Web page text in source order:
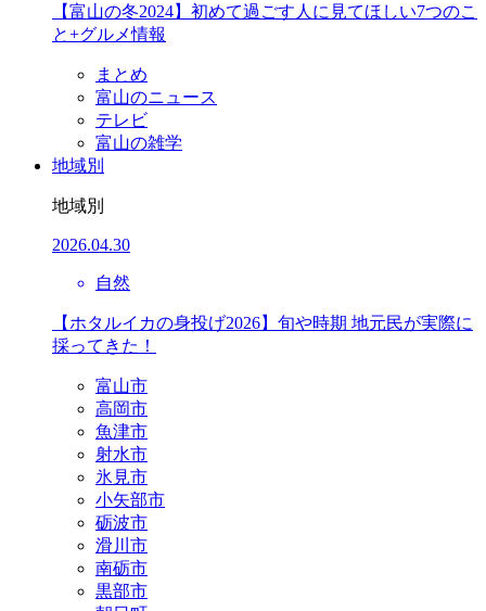
【富山の冬2024】初めて過ごす人に見てほしい7つのこ
と+グルメ情報
まとめ
富山のニュース
テレビ
富山の雑学
地域別
地域別
2026.04.30
自然
【ホタルイカの身投げ2026】旬や時期 地元民が実際に
採ってきた！
富山市
高岡市
魚津市
射水市
氷見市
小矢部市
砺波市
滑川市
南砺市
黒部市